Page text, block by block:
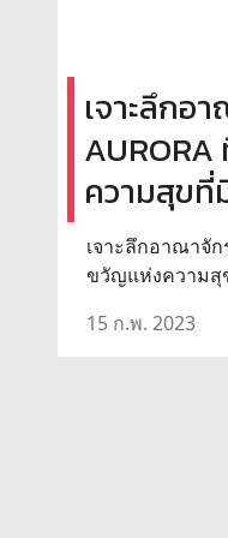
เจาะลึกอ
ความสุข
เจาะลึกอาณาจั
ขวัญแห่งความ
15 ก.พ. 2023